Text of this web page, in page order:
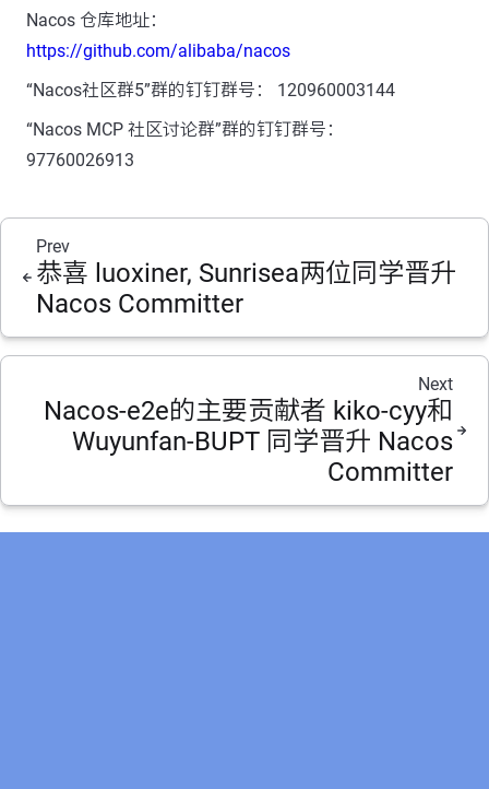
Nacos 仓库地址：
https://github.com/alibaba/nacos
“Nacos社区群5”群的钉钉群号： 120960003144
“Nacos MCP 社区讨论群”群的钉钉群号：
97760026913
Prev
恭喜 luoxiner, Sunrisea两位同学晋升
Nacos Committer
Next
Nacos-e2e的主要贡献者 kiko-cyy和
Wuyunfan-BUPT 同学晋升 Nacos
Committer